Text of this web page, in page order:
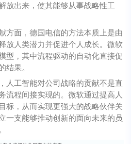
放出来，使其能够从事战略性工
方面，德国电信的方法本质上是由
放人类潜力并促进个人成长。微软
型，其中流程驱动的自动化直接促
结果。
人工智能对公司战略的贡献不是直
流程间接实现的。微软通过提高人
标，从而实现更强大的战略伙伴关
一支能够推动创新的面向未来的员